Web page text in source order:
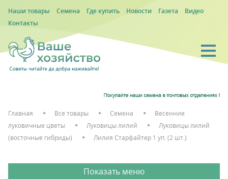
Наши товары Семена Где купить Новости Газета
Видео
Контакты
Главная Все товары Семена
Весенние
луковичные цветы
Луковицы лилий
Луковицы лилий
(восточные гибриды)
Лилия Старфайтер 1 уп. (2 шт.)